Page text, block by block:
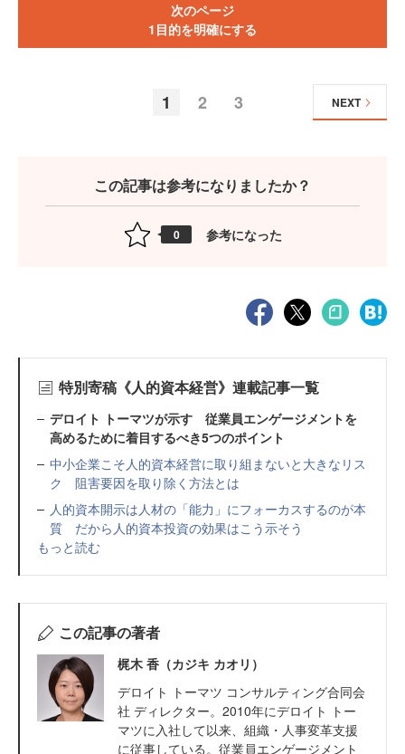
次のページ
1目的を明確にする
1 2 3 NEXT
この記事は参考になりましたか？
0 参考になった
特別寄稿《人的資本経営》連載記事一覧
デロイト トーマツが示す 従業員エンゲージメントを
高めるために着目するべき5つのポイント
中小企業こそ人的資本経営に取り組まないと大きなリス
ク 阻害要因を取り除く方法とは
人的資本開示は人材の「能力」にフォーカスするのが本
質 だから人的資本投資の効果はこう示そう
もっと読む
この記事の著者
梶木 香（カジキ カオリ）
デロイト トーマツ コンサルティング合同会
社 ディレクター。2010年にデロイト トー
マツに入社して以来、組織・人事変革支援
に従事している。従業員エンゲージメント